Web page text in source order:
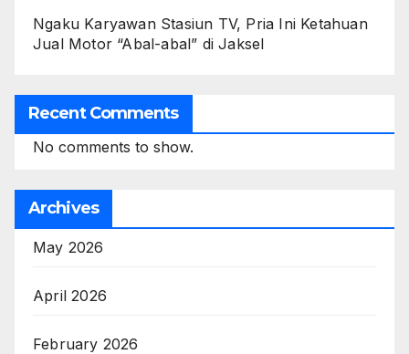
Ngaku Karyawan Stasiun TV, Pria Ini Ketahuan
Jual Motor “Abal-abal” di Jaksel
Recent Comments
No comments to show.
Archives
May 2026
April 2026
February 2026